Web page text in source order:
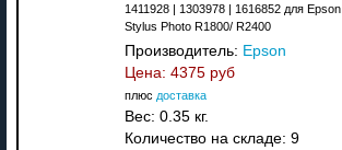
1411928 | 1303978 | 1616852 для Epson
Stylus Photo R1800/ R2400
Производитель: Epson
Цена: 4375 руб
плюс доставка
Вес: 0.35 кг.
Количество на складе: 9